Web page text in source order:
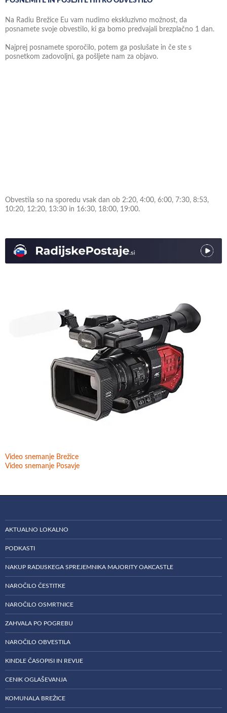
Na Radiu Brežice Eu vam nudimo ekskluzivno možnost, da
posnamete svoje obvestilo, ki ga bomo predvajali brezplačno 1 dan.
Najprej posnamete sporočilo, potem ga poslušate in če ste s
posnetkom zadovoljni, ga pošljete nam za objavo.
Obvestila so na sporedu vsak dan ob 2:20, 4:00, 6:00, 7:30, 8:53,
10:20, 12:20, 13:30 in 16:30, 18:00, 19:00.
Video snemanje Brežice
Video snemanje Posavje
AKTUALNO LOKALNO
PODKASTI
NAKUP RADIJSKEGA SPREJEMNIKA MAJORITY OAKCASTLE
NAROČILO ČESTITKE
NAROČILO OSMRTNICE
ZAHVALA PO POGREBU
NAROČILO OBVESTILA
KINDLE ČASOPISI IN REVIJE
CENIK OGLAŠEVANJA
KOMUNALA BREŽICE